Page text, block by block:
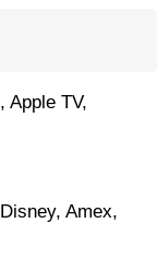
Apple TV,
Amex,